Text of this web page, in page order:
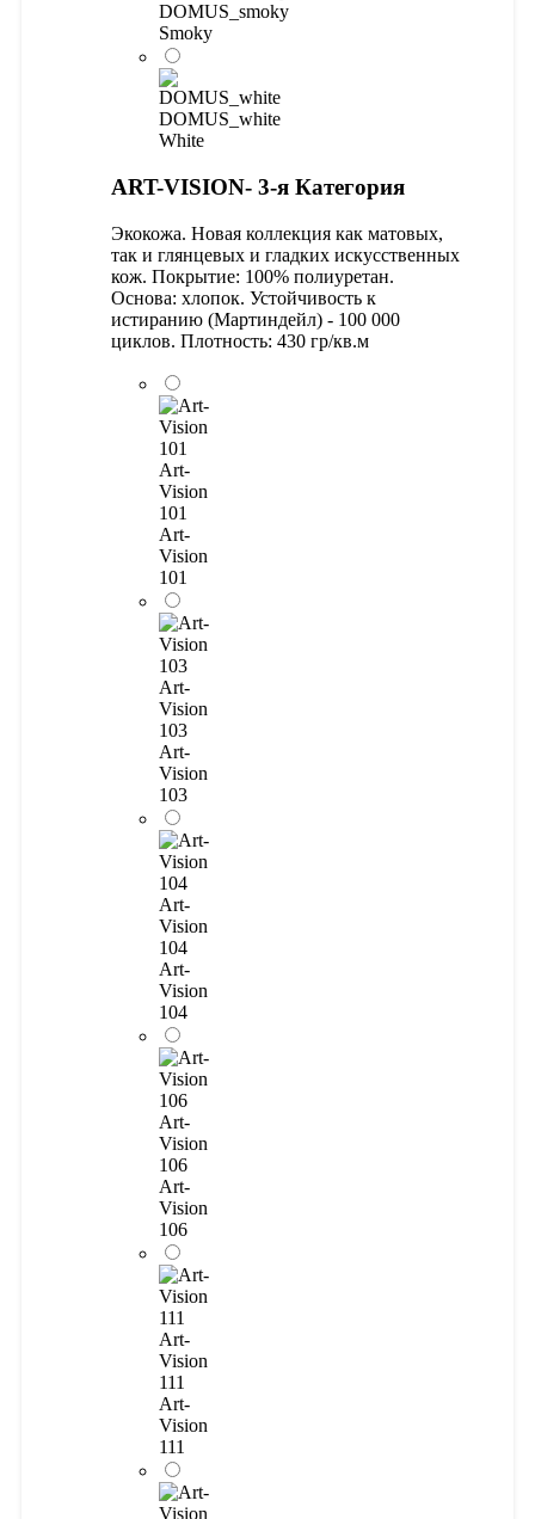
DOMUS_smoky
Smoky
DOMUS_white
White
ART-VISION- 3-я Категория
Экокожа. Новая коллекция как матовых,
так и глянцевых и гладких искусственных
кож. Покрытие: 100% полиуретан.
Основа: хлопок. Устойчивость к
истиранию (Мартиндейл) - 100 000
циклов. Плотность: 430 гр/кв.м
Art-
Vision
101
Art-
Vision
101
Art-
Vision
103
Art-
Vision
103
Art-
Vision
104
Art-
Vision
104
Art-
Vision
106
Art-
Vision
106
Art-
Vision
111
Art-
Vision
111